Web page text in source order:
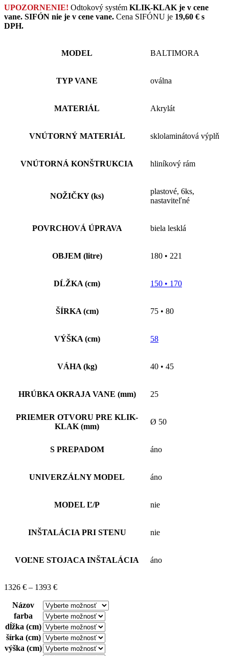
UPOZORNENIE! Odtokový systém KLIK-KLAK je v cene
vane. SIFÓN nie je v cene vane. Cena SIFÓNU je 19,60 € s
DPH.
MODEL BALTIMORA
TYP VANE oválna
MATERIÁL Akrylát
VNÚTORNÝ MATERIÁL sklolaminátová výplň
VNÚTORNÁ KONŠTRUKCIA hliníkový rám
NOŽIČKY (ks)
plastové, 6ks,
nastaviteľné
POVRCHOVÁ ÚPRAVA biela lesklá
OBJEM (litre) 180 • 221
DĹŽKA (cm) 150 • 170
ŠÍRKA (cm) 75 • 80
VÝŠKA (cm) 58
VÁHA (kg) 40 • 45
HRÚBKA OKRAJA VANE (mm) 25
PRIEMER OTVORU PRE KLIK-
KLAK (mm)
Ø 50
S PREPADOM áno
UNIVERZÁLNY MODEL áno
MODEL Ľ/P nie
INŠTALÁCIA PRI STENU nie
VOĽNE STOJACA INŠTALÁCIA áno
1326 € – 1393 €
Názov
farba
dĺžka (cm)
šírka (cm)
výška (cm)